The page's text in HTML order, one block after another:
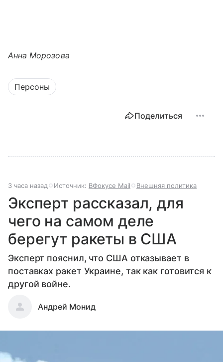
Анна Морозова
Персоны
Поделиться
3 часа назад Источник: ВФокусе Mail Внешняя политика
Эксперт рассказал, для
чего на самом деле
берегут ракеты в США
Эксперт пояснил, что США отказывает в
поставках ракет Украине, так как готовится к
другой войне.
Андрей Монид